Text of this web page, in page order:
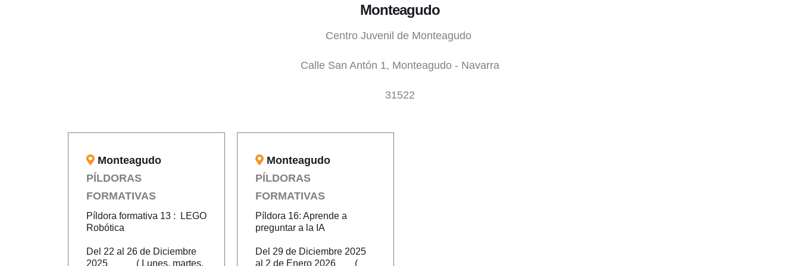
Monteagudo
Centro Juvenil de Monteagudo
Calle San Antón 1, Monteagudo - Navarra
31522
Monteagudo
PÍLDORAS
FORMATIVAS
Píldora formativa 13 : LEGO
Robótica
Del 22 al 26 de Diciembre
2025 ( Lunes, martes,
Monteagudo
PÍLDORAS
FORMATIVAS
Píldora 16: Aprende a
preguntar a la IA
Del 29 de Diciembre 2025
al 2 de Enero 2026 (